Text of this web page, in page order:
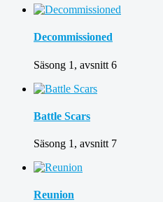
Decommissioned
Säsong 1, avsnitt 6
Battle Scars
Säsong 1, avsnitt 7
Reunion